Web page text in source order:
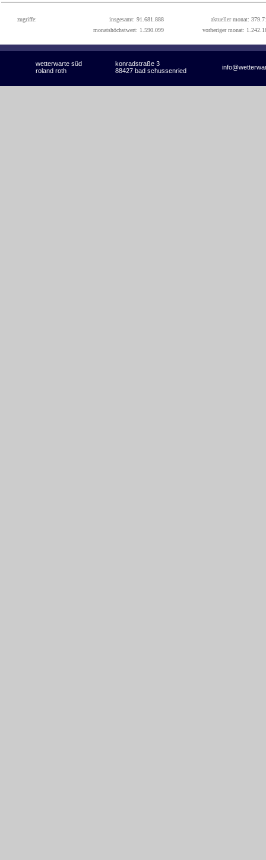
zugriffe: insgesamt: 91.681.888
aktueller monat:
monatshöchstwert: 1.590.099
vorheriger monat:
wetterwarte süd konradstraße 3
roland roth 88427 bad schussenried